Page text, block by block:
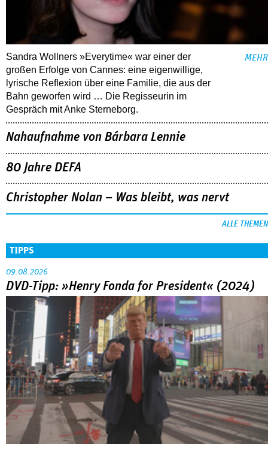
Sandra Wollners »Everytime« war einer der
großen Erfolge von Cannes: eine eigenwillige,
lyrische Reflexion über eine ­Familie, die aus der
Bahn geworfen wird … Die Regisseurin im
Gespräch mit Anke Sterneborg.
MEHR
Nahaufnahme von Bárbara Lennie
80 Jahre DEFA
Christopher Nolan – Was bleibt, was nervt
ALLE THEMEN
TIPPS
09.08.2026
DVD-Tipp: »Henry Fonda for President« (2024)